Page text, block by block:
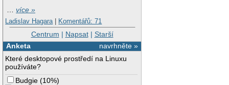
…více »
Ladislav Hagara | Komentářů: 71
Centrum | Napsat| Starší
navrhněte »
Anketa
Které desktopové prostředí na Linuxu
používáte?
Budgie (10%)